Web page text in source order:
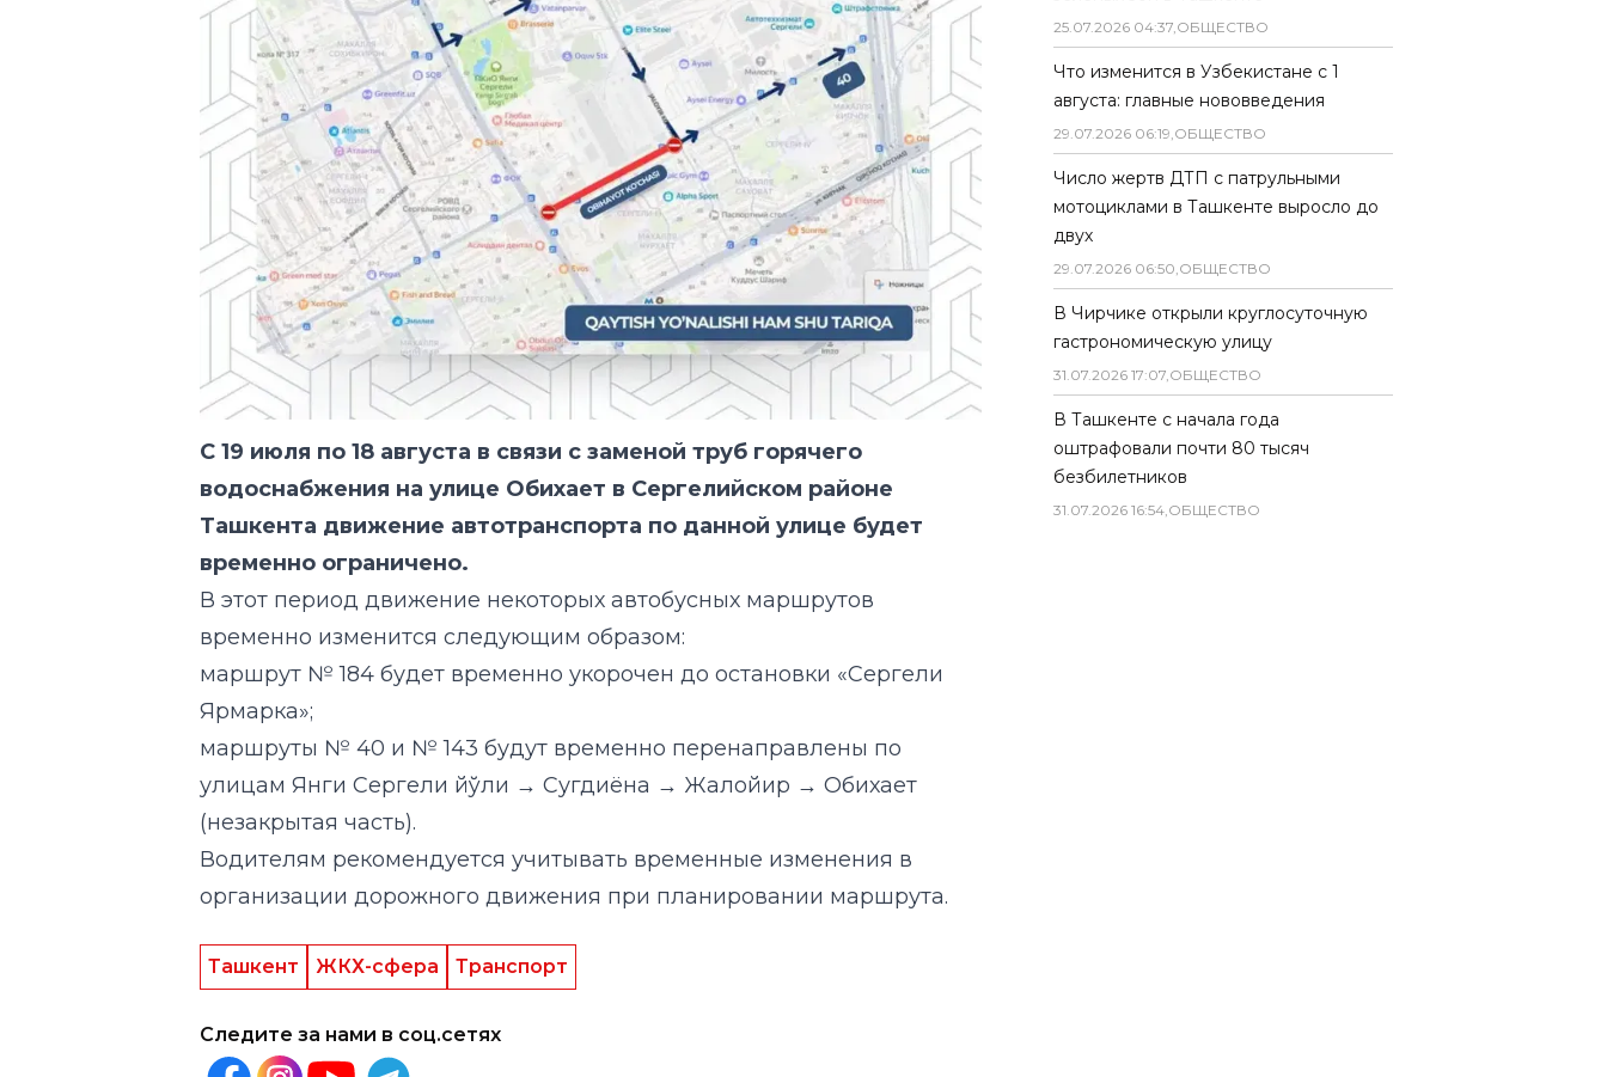
С 19 июля по 18 августа в связи с заменой труб горячего
водоснабжения на улице Обихает в Сергелийском районе
временно ограничено.
В этот период движение некоторых автобусных маршрутов
временно изменится следующим образом:
маршрут № 184 будет временно укорочен до остановки «Сергели
Ярмарка»;
маршруты № 40 и № 143 будут временно перенаправлены по
улицам Янги Сергели йўли → Сугдиёна → Жалойир → Обихает
(незакрытая часть).
Водителям рекомендуется учитывать временные изменения в
организации дорожного движения при планировании маршрута.
Ташкент ЖКХ-сфера Транспорт
25.07.2026 04:37,ОБЩЕСТВО
Что изменится в Узбекистане с 1
августа: главные нововведения
29.07.2026 06:19,ОБЩЕСТВО
Число жертв ДТП с патрульными
мотоциклами в Ташкенте выросло до
двух
29.07.2026 06:50,ОБЩЕСТВО
В Чирчике открыли круглосуточную
гастрономическую улицу
31.07.2026 17:07,ОБЩЕСТВО
В Ташкенте с начала года
оштрафовали почти 80 тысяч
безбилетников
31.07.2026 16:54,ОБЩЕСТВО